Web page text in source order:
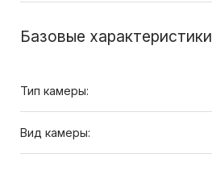
Базовые характеристики
Тип камеры:
Вид камеры: